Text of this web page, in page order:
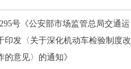
号《公安部市场监管总局交通运
印发〈关于深化机动车检验制度改
意见〉的通知》